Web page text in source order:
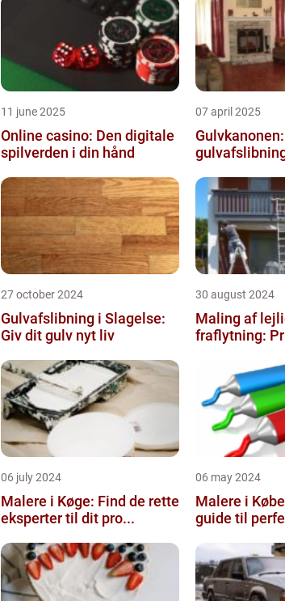
11 june 2025
Online casino: Den digitale
spilverden i din hånd
07 april 2025
27 october 2024
Gulvafslibning i Slagelse:
Giv dit gulv nyt liv
30 august 2024
Maling af
fraflytning:
06 july 2024
Malere i Køge: Find de rette
eksperter til dit pro...
06 may 2024
Malere i
guide til